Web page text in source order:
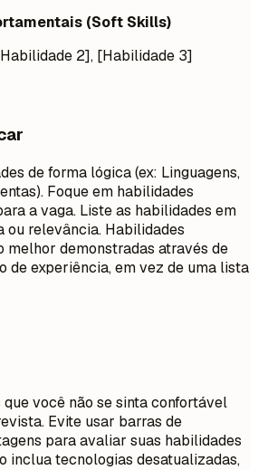
(Soft Skills)
2], [Habilidade 3]
de forma lógica (ex: Linguagens,
Foque em habilidades
a vaga. Liste as habilidades em
ou relevância. Habilidades
melhor demonstradas através de
de experiência, em vez de uma lista
que você não se sinta confortável
Evite usar barras de
para avaliar suas habilidades
inclua tecnologias desatualizadas,